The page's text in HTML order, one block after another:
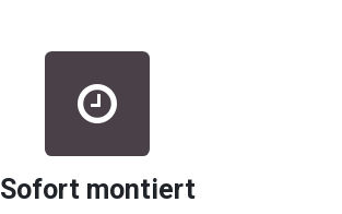
Sofort montiert